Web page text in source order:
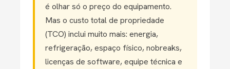
é olhar só o preço do equipamento.
Mas o custo total de propriedade
(TCO) inclui muito mais: energia,
refrigeração, espaço físico, nobreaks,
licenças de software, equipe técnica e